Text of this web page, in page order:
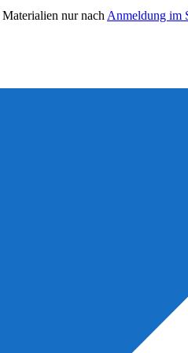
nur nach Anmeldung im